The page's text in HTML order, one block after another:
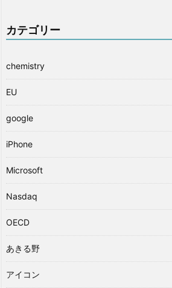
カテゴリー
chemistry
EU
google
iPhone
Microsoft
Nasdaq
OECD
あきる野
アイコン